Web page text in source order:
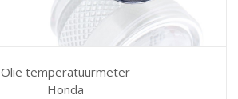
Olie temperatuurmeter
Honda